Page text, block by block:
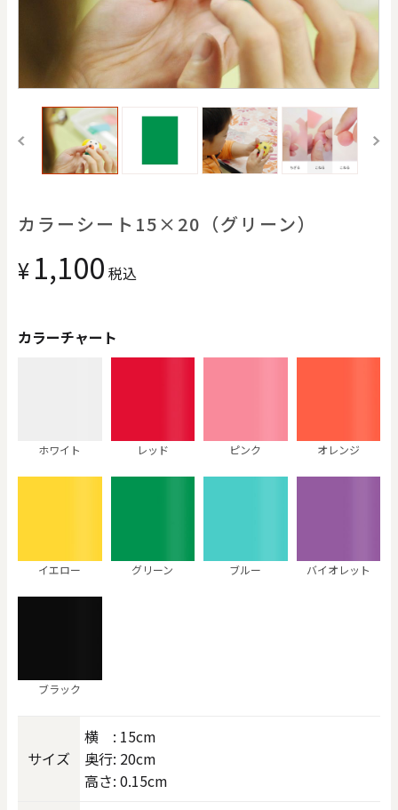
価格で探す
20000
円
クリア OK
色で探す
カラーシート15×20（グリーン）
¥ 1,100 税込
カラーチャート
ホワイト レッド ピンク オレンジ
イエロー グリーン ブルー バイオレット
ブラック
サイズ
横 : 15cm
奥行: 20cm
高さ: 0.15cm